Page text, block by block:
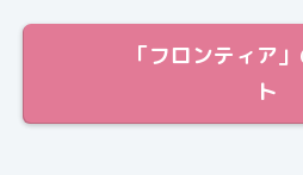
「フロンティア
ト